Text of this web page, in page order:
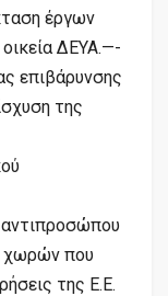
έργων
ΔΕΥΑ.—-
επιβάρυνσης
της
χωρών που
της Ε.Ε.